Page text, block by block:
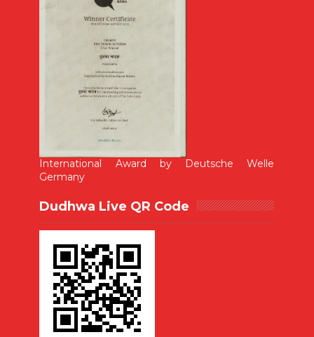
International Award by Deutsche Welle
Germany
Dudhwa Live QR Code